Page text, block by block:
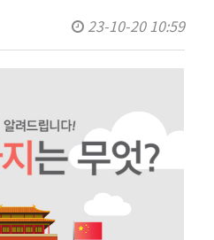
23-10-20 10:59